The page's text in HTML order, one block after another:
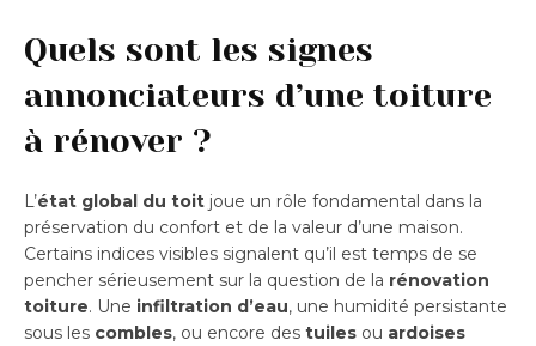
Quels sont les signes
annonciateurs d’une toiture
à rénover ?
L’état global du toit joue un rôle fondamental dans la
préservation du confort et de la valeur d’une maison.
Certains indices visibles signalent qu’il est temps de se
pencher sérieusement sur la question de la rénovation
toiture. Une infiltration d’eau, une humidité persistante
sous les combles, ou encore des tuiles ou ardoises